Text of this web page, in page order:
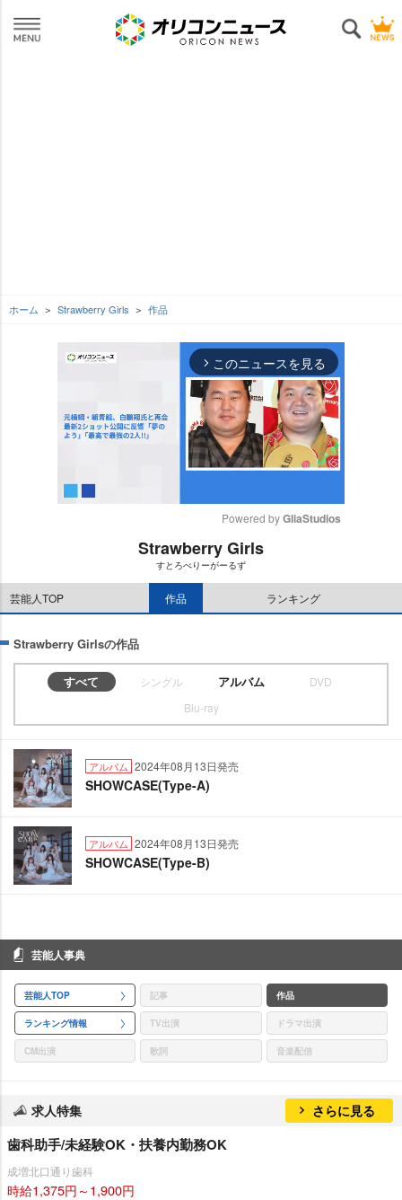
ホーム Strawberry Girls 作品
arrow_forward_ios このニュースを見る
e
Powered by GliaStudios
Strawberry Girls
すとろべりーがーるず
芸能人TOP 作品 ランキング
Strawberry Girlsの作品
すべて シングル アルバム
DVD
Blu-ray
アルバム 2024年08月13日発売
SHOWCASE(Type-A)
アルバム 2024年08月13日発売
SHOWCASE(Type-B)
芸能人事典
芸能人TOP 記事 作品
ランキング情報 TV出演 ドラマ出演
CM出演 歌詞 音楽配信
求人特集 さらに見る
歯科助手/未経験OK・扶養内勤務OK
成増北口通り歯科
時給1,375円～1,900円